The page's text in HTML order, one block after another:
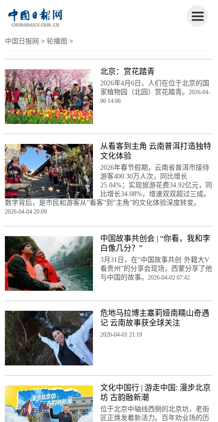
中国日报网 > 轮播图 >
北京：赏花踏青
2026年4月6日，人们在位于北京的国
家植物园（北园）赏花踏青。 2026-04-
06 14:06
从看客到主角 云南普洱打造独特
文化体验
2026年春节假期，云南省普洱市接待
游客400.30万人次，同比增长
25.04%；实现旅游花费34.92亿元，同
比增长34.08%，增速双双超过三成。
数字背后，是市民和游客从“看客”到“主角”的文化体验深度转变。
2026-04-04 20:09
中国故事共创会 | “你看，我和李
白像几分？”
3月31日，在“中国故事共创·外籍大V
看贵州”的分享会现场，西蒙分享了他
与中国的故事。 2026-04-02 07:42
危地马拉博主塞莉娅南糯山奇遇
记 云南故事获全球关注
2026-04-01 21:19
文化中国行 | 游走中国: 漫步北京
坊 古韵融新潮
位于北京中轴线西侧的北京坊，老街
区正焕发着新活力。百年劝业场的历